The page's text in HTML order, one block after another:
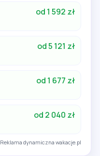
od 1 592 zł
od 5 121 zł
od 1 677 zł
od 2 040 zł
Reklama dynamiczna wakacje.pl